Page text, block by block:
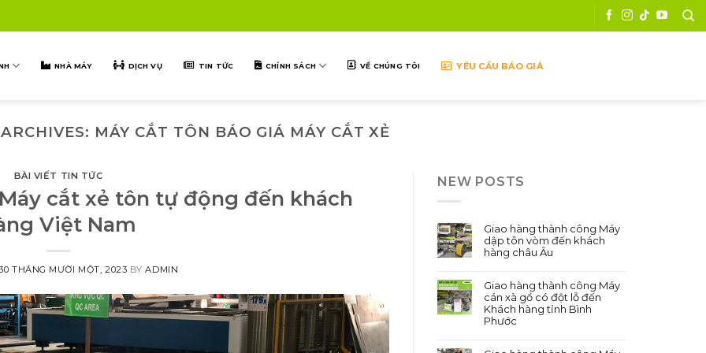
NHÀ MÁY DỊCH VỤ TIN TỨC CHÍNH SÁCH VỀ CHÚNG TÔI YÊU CẦU BÁO GIÁ
MÁY CẮT TÔN BÁO GIÁ MÁY CẮT XẺ
BÀI VIẾT TIN TỨC
cắt xẻ tôn tự động đến khách
Việt Nam
THÁNG MƯỜI MỘT, 2023 BYADMIN
NEW POSTS
Giao hàng thành công Máy
dập tôn vòm đến khách
hàng châu Âu
Giao hàng thành công Máy
cán xà gồ có đột lỗ đến
Khách hàng tỉnh Bình
Phước